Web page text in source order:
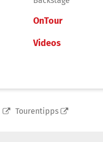
OnTour
Videos
Tourentipps